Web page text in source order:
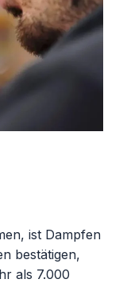
ist Dampfen
bestätigen,
als 7.000